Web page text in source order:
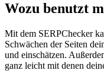
Wozu benutzt
Mit dem SERPChecker
Schwächen der Seiten
und einschätzen.
ganz leicht mit denen